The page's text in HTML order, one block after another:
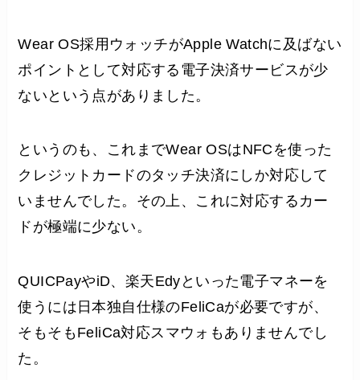
Wear OS採用ウォッチがApple Watchに及ばない
ポイントとして対応する電子決済サービスが少
ないという点がありました。
というのも、これまでWear OSはNFCを使った
クレジットカードのタッチ決済にしか対応して
いませんでした。その上、これに対応するカー
ドが極端に少ない。
QUICPayやiD、楽天Edyといった電子マネーを
使うには日本独自仕様のFeliCaが必要ですが、
そもそもFeliCa対応スマウォもありませんでし
た。